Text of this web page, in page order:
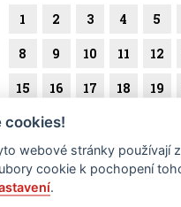
1 2 3 4 5
8 9 10 11 12
15 16 17 18 19
22 23
29 30
cookies!
webové stránky používají
cookie k pochopení
.